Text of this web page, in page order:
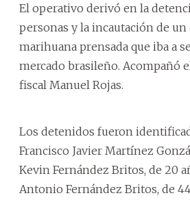
El operativo derivó en la
personas y la incautación de un
marihuana prensada que iba a
mercado brasileño. Acompañó
fiscal Manuel Rojas.
Los detenidos fueron
Francisco Javier Martínez
Kevin Fernández Britos, de 20
Antonio Fernández Britos, de